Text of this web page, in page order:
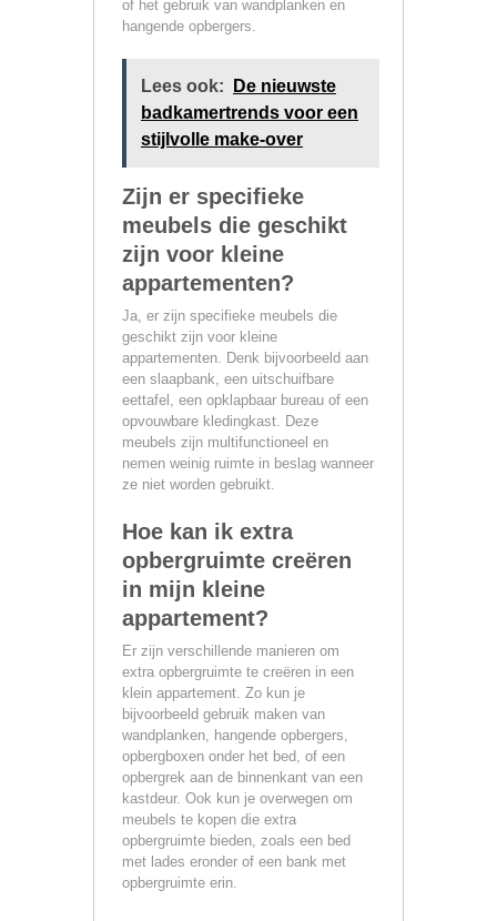
of het gebruik van wandplanken en
hangende opbergers.
Lees ook:
De nieuwste
badkamertrends voor een
stijlvolle make-over
Zijn er specifieke
meubels die geschikt
zijn voor kleine
appartementen?
Ja, er zijn specifieke meubels die
geschikt zijn voor kleine
appartementen. Denk bijvoorbeeld aan
een slaapbank, een uitschuifbare
eettafel, een opklapbaar bureau of een
opvouwbare kledingkast. Deze
meubels zijn multifunctioneel en
nemen weinig ruimte in beslag wanneer
ze niet worden gebruikt.
Hoe kan ik extra
opbergruimte creëren
in mijn kleine
appartement?
Er zijn verschillende manieren om
extra opbergruimte te creëren in een
klein appartement. Zo kun je
bijvoorbeeld gebruik maken van
wandplanken, hangende opbergers,
opbergboxen onder het bed, of een
opbergrek aan de binnenkant van een
kastdeur. Ook kun je overwegen om
meubels te kopen die extra
opbergruimte bieden, zoals een bed
met lades eronder of een bank met
opbergruimte erin.